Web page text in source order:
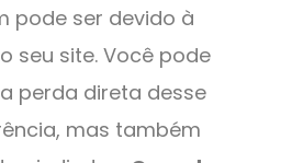
pode ser devido à
seu site. Você pode
perda direta desse
mas também